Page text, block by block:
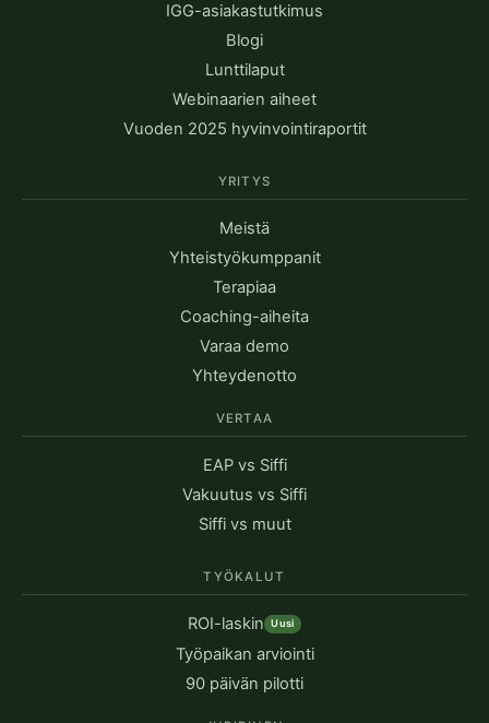
IGG-asiakastutkimus
Blogi
Lunttilaput
Webinaarien aiheet
Vuoden 2025 hyvinvointiraportit
YRITYS
Meistä
Yhteistyökumppanit
Terapiaa
Coaching-aiheita
Varaa demo
Yhteydenotto
VERTAA
EAP vs Siffi
Vakuutus vs Siffi
Siffi vs muut
TYÖKALUT
ROI-laskin Uusi
Työpaikan arviointi
90 päivän pilotti